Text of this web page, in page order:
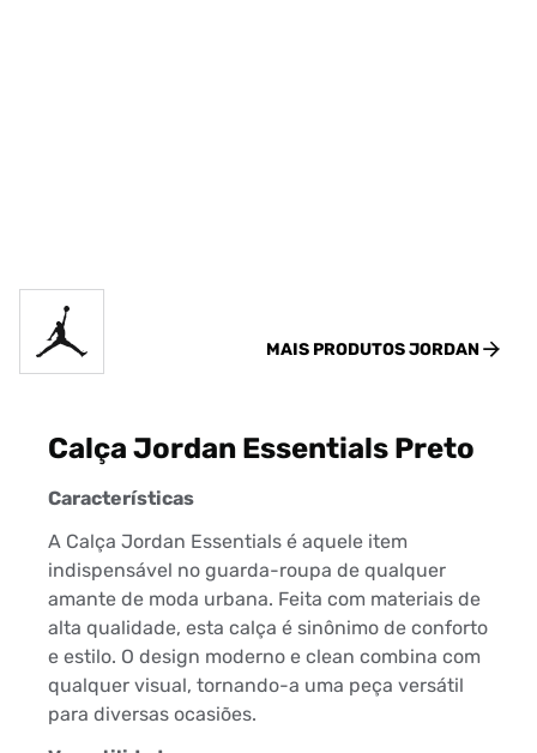
MAIS PRODUTOSJORDAN
Calça Jordan Essentials Preto
Características
A Calça Jordan Essentials é aquele item
indispensável no guarda-roupa de qualquer
amante de moda urbana. Feita com materiais de
alta qualidade, esta calça é sinônimo de conforto
e estilo. O design moderno e clean combina com
qualquer visual, tornando-a uma peça versátil
para diversas ocasiões.